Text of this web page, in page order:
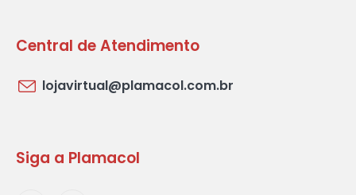
Central de Atendimento
lojavirtual@plamacol.com.br
Siga a Plamacol